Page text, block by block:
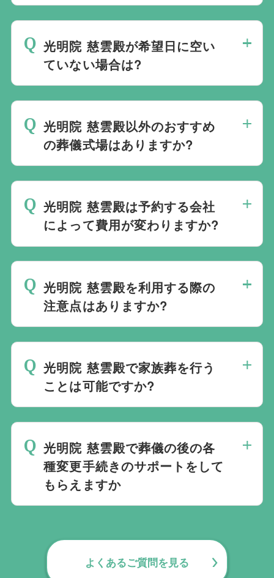
ご予約は葬儀社を通じたお手続きが必要で
す。万が一の際は、当社むすびすにご連絡
ください。式場のご予約はもちろん、ご搬
送・ご安置・ご葬儀・葬儀後の各種手続き
まで、すべて一貫してお手伝いいたしま
す。
光明院 慈雲殿が希望日に空い
ていない場合は?
います。また、1都3県1220式場と提携し
ておりますので、葬儀を検討している地域
周辺の式場を無料でご案内することも可能
です。自社会館を持たないことで無理に自
社会館を勧めることなく柔軟にご提案がで
きます。
光明院 慈雲殿以外のおすすめ
の葬儀式場はありますか?
すすめの式場をご紹介させていただきま
す。また、式場でご葬儀気を行うのが一般
的ですが、どこで葬儀を行うかは多様化し
ており必ずしも式場を借りて行う必要はな
く、近年では自宅でご葬儀を行う自宅葬を
選ばれる方もいます。私たちは自宅でのご
ご希望がありましたら遠慮なくお申し付け
ください。
光明院 慈雲殿は予約する会社
によって費用が変わりますか?
儀会社から予約をしても式場利用料は同じ
です。
光明院 慈雲殿を利用する際の
注意点はありますか?
れる人数によって選んだ式場が適している
か注意しておくと良いです。当社の相談員
は斎場を熟知しておりますので、ご不安な
点がありましたらお気軽にご相談くださ
い。
光明院 慈雲殿で家族葬を行う
ことは可能ですか?
要望にお応えしております。
光明院 慈雲殿で葬儀の後の各
種変更手続きのサポートをして
もらえますか
の手続きとお答えになる方が70パーセント
以上でして、お客様が日常にお戻りいただ
よくあるご質問を見る